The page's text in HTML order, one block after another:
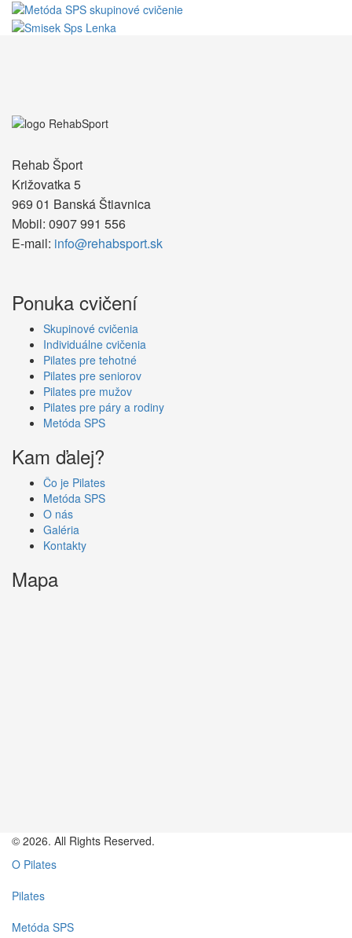
Rehab Šport
Križovatka 5
969 01 Banská Štiavnica
Mobil: 0907 991 556
E-mail: info@rehabsport.sk
Ponuka cvičení
Skupinové cvičenia
Individuálne cvičenia
Pilates pre tehotné
Pilates pre seniorov
Pilates pre mužov
Pilates pre páry a rodiny
Metóda SPS
Kam ďalej?
Čo je Pilates
Metóda SPS
O nás
Galéria
Kontakty
Mapa
© 2026. All Rights Reserved.
O Pilates
Pilates
Metóda SPS